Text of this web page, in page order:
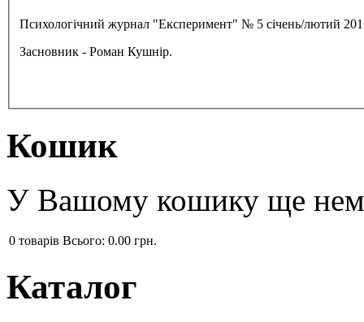
Психологічний журнал "Експеримент" № 5 січень/лютий
Засновник - Роман Кушнір.
Кошик
У Вашому кошику ще
0 товарів Всього: 0.00 грн.
Каталог